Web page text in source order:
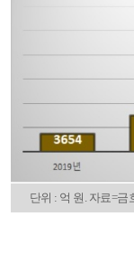
단위 : 억 원. 자료=